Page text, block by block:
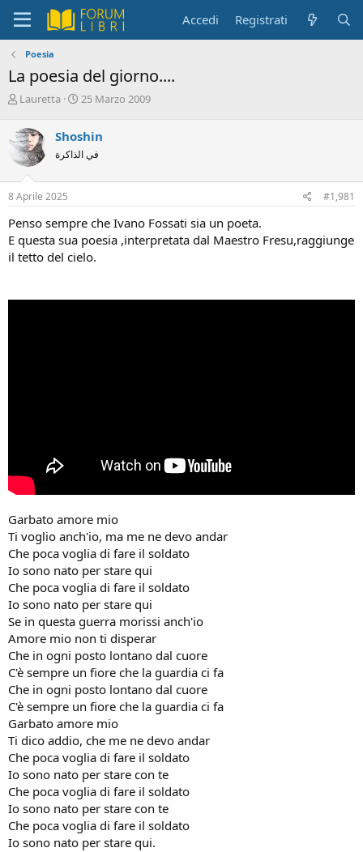
Accedi Registrati
Poesia
La poesia del giorno....
C
e
a
t
o
r
e
i
s
c
s
Lauretta
D
a
d
i
z
o
25 Marzo 2009
Shoshin
في الذاكرة
8 Aprile 2025 #1,981
Penso sempre che Ivano Fossati sia un poeta.
E questa sua poesia ,interpretata dal Maestro Fresu,raggiunge
il tetto del cielo.
Garbato amore mio
Ti voglio anch'io, ma me ne devo andar
Che poca voglia di fare il soldato
Io sono nato per stare qui
Che poca voglia di fare il soldato
Io sono nato per stare qui
Se in questa guerra morissi anch'io
Amore mio non ti disperar
Che in ogni posto lontano dal cuore
C'è sempre un fiore che la guardia ci fa
Che in ogni posto lontano dal cuore
C'è sempre un fiore che la guardia ci fa
Garbato amore mio
Ti dico addio, che me ne devo andar
Che poca voglia di fare il soldato
Io sono nato per stare con te
Che poca voglia di fare il soldato
Io sono nato per stare con te
Che poca voglia di fare il soldato
Io sono nato per stare qui.